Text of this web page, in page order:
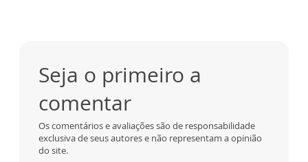
Seja o primeiro a
comentar
Os comentários e avaliações são de responsabilidade
exclusiva de seus autores e não representam a opinião
do site.